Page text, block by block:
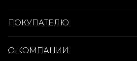
ПОКУПАТЕЛЮ
О КОМПАНИИ